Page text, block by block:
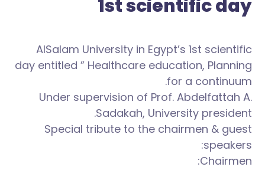
1st scientific day
AlSalam University in Egypt’s 1st scientific
day entitled ” Healthcare education, Planning
for a continuum.
Under supervision of Prof. Abdelfattah A.
Sadakah, University president.
Special tribute to the chairmen & guest
speakers:
Chairmen: